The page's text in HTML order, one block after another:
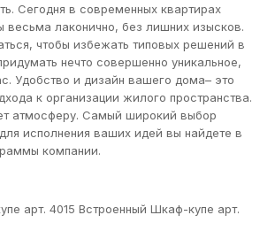
Сегодня в современных квартирах
весьма лаконично, без лишних изысков.
чтобы избежать типовых решений в
нечто совершенно уникальное,
Удобство и дизайн вашего дома– это
к организации жилого пространства.
атмосферу. Самый широкий выбор
исполнения ваших идей вы найдете в
компании.
Встроенный Шкаф-купе арт.